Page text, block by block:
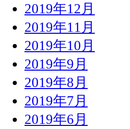
2019年12月
2019年11月
2019年10月
2019年9月
2019年8月
2019年7月
2019年6月